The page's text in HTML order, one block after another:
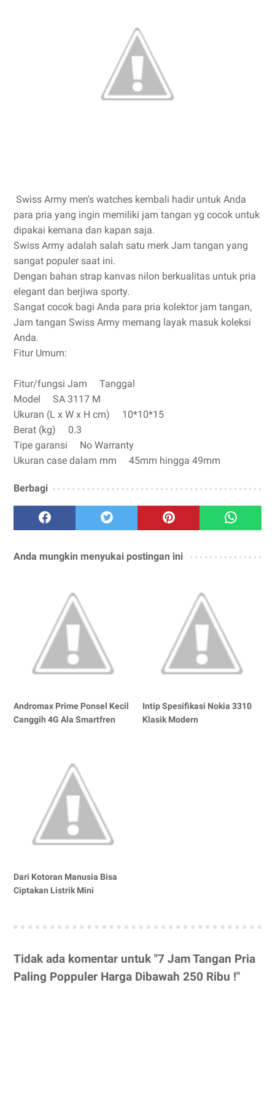
Swiss Army men's watches kembali hadir untuk Anda
para pria yang ingin memiliki jam tangan yg cocok untuk
dipakai kemana dan kapan saja.
Swiss Army adalah salah satu merk Jam tangan yang
sangat populer saat ini.
Dengan bahan strap kanvas nilon berkualitas untuk pria
elegant dan berjiwa sporty.
Sangat cocok bagi Anda para pria kolektor jam tangan,
Jam tangan Swiss Army memang layak masuk koleksi
Anda.
Fitur Umum:
Fitur/fungsi Jam Tanggal
Model SA 3117 M
Ukuran (L x W x H cm) 10*10*15
Berat (kg) 0.3
Tipe garansi No Warranty
Ukuran case dalam mm 45mm hingga 49mm
Berbagi
Anda mungkin menyukai postingan ini
Andromax Prime Ponsel Kecil
Canggih 4G Ala Smartfren
Intip Spesifikasi Nokia 3310
Klasik Modern
Dari Kotoran Manusia Bisa
Ciptakan Listrik Mini
Tidak ada komentar untuk "7 Jam Tangan Pria
Paling Poppuler Harga Dibawah 250 Ribu !"